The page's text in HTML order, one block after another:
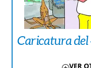
Caricatura del
VER